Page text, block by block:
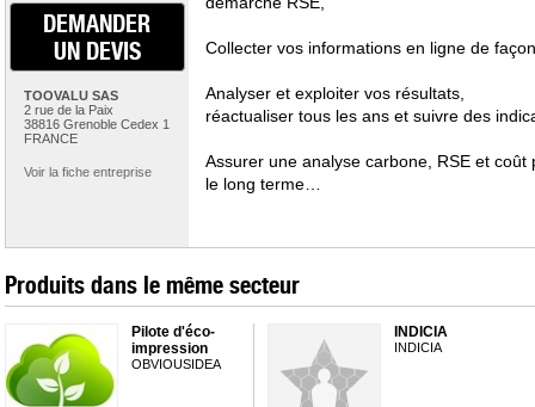
DEMANDER
UN DEVIS
TOOVALU SAS
2 rue de la Paix
38816 Grenoble Cedex 1
FRANCE
Voir la fiche entreprise
Collecter vos informations en ligne de
Analyser et exploiter vos résultats,
réactualiser tous les ans et suivre des
Assurer une analyse carbone, RSE et
le long terme…
Produits dans le même secteur
Pilote d'éco-
impression
OBVIOUSIDEA
INDICIA
INDICIA